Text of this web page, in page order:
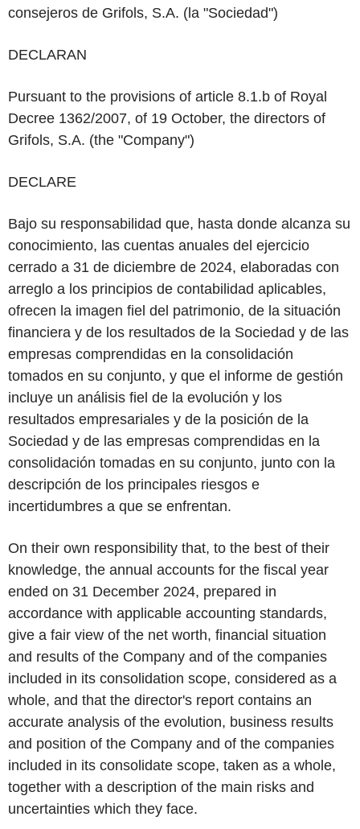
consejeros de Grifols, S.A. (la "Sociedad")
DECLARAN
Pursuant to the provisions of article 8.1.b of Royal
Decree 1362/2007, of 19 October, the directors of
Grifols, S.A. (the "Company")
DECLARE
Bajo su responsabilidad que, hasta donde alcanza su
conocimiento, las cuentas anuales del ejercicio
cerrado a 31 de diciembre de 2024, elaboradas con
arreglo a los principios de contabilidad aplicables,
ofrecen la imagen fiel del patrimonio, de la situación
financiera y de los resultados de la Sociedad y de las
empresas comprendidas en la consolidación
tomados en su conjunto, y que el informe de gestión
incluye un análisis fiel de la evolución y los
resultados empresariales y de la posición de la
Sociedad y de las empresas comprendidas en la
consolidación tomadas en su conjunto, junto con la
descripción de los principales riesgos e
incertidumbres a que se enfrentan.
On their own responsibility that, to the best of their
knowledge, the annual accounts for the fiscal year
ended on 31 December 2024, prepared in
accordance with applicable accounting standards,
give a fair view of the net worth, financial situation
and results of the Company and of the companies
included in its consolidation scope, considered as a
whole, and that the director's report contains an
accurate analysis of the evolution, business results
and position of the Company and of the companies
included in its consolidate scope, taken as a whole,
together with a description of the main risks and
uncertainties which they face.